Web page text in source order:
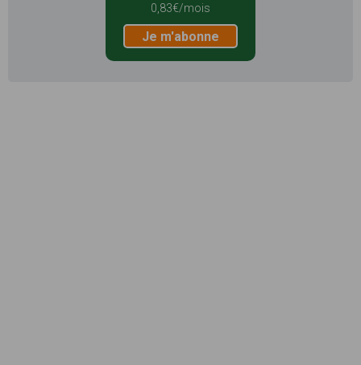
0,83€/mois
Je m'abonne